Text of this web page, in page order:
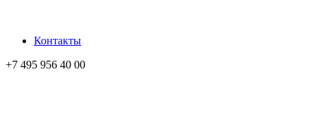
Контакты
+7 495 956 40 00